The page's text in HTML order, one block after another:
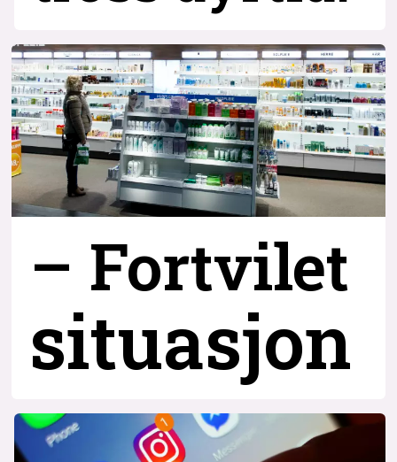
– Fortvilet
situasjon